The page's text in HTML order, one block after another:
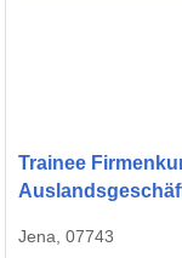
Trainee
Jena, 07743